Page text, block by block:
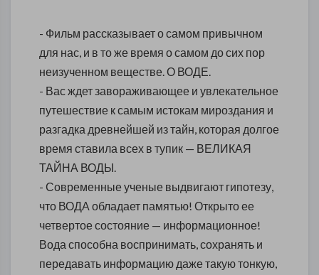
- Фильм рассказывает о самом привычном
для нас, и в то же время о самом до сих пор
неизученном веществе. О ВОДЕ.
- Вас ждет завораживающее и увлекательное
путешествие к самым истокам мироздания и
разгадка древнейшей из тайн, которая долгое
время ставила всех в тупик — ВЕЛИКАЯ
ТАЙНА ВОДЫ.
- Современные ученые выдвигают гипотезу,
что ВОДА обладает памятью! Открыто ее
четвертое состояние — информационное!
Вода способна воспринимать, сохранять и
передавать информацию даже такую тонкую,